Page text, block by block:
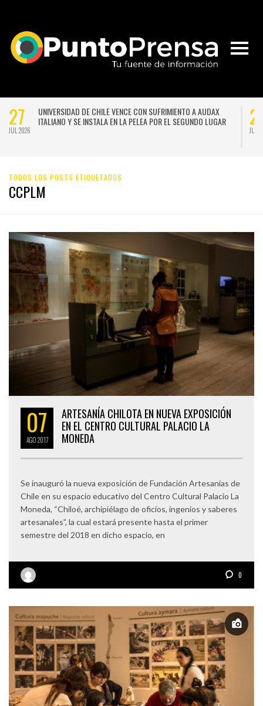
27
JUL 2026
UNIVERSIDAD DE CHILE VENCE CON SUFRIMIENTO A AUDAX
ITALIANO Y SE INSTALA EN LA PELEA POR EL SEGUNDO LUGAR
JUL
TODOS LOS POSTS ETIQUETADOS
CCPLM
07
AGO2017
ARTESANÍA CHILOTA EN NUEVA EXPOSICIÓN
EN EL CENTRO CULTURAL PALACIO LA
MONEDA
Se inauguró la nueva exposición de Fundación Artesanías de
Chile en su espacio educativo del Centro Cultural Palacio La
Moneda, “Chiloé, archipiélago de oficios, ingenios y saberes
artesanales”, la cual estará presente hasta el primer
semestre del 2018 en dicho espacio, en
0